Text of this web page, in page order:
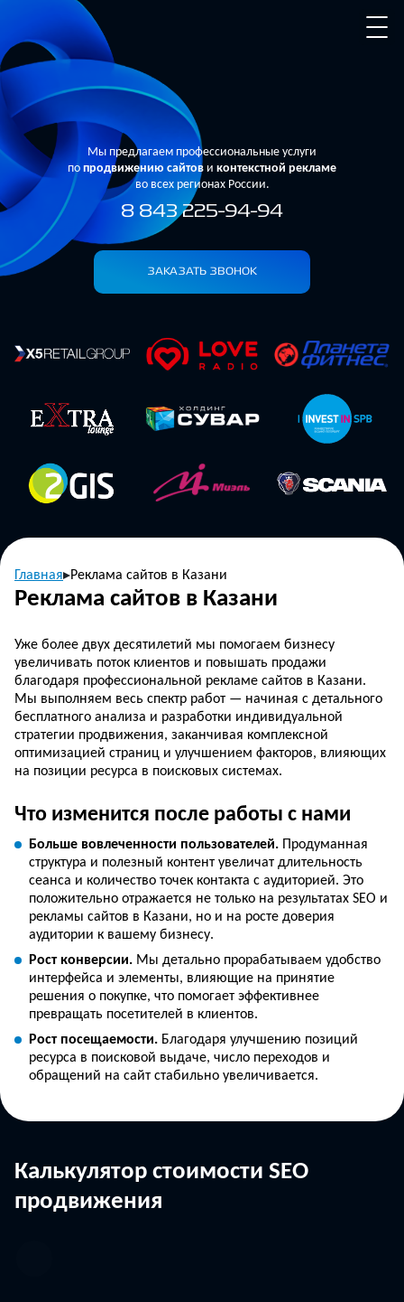
Мы предлагаем профессиональные услуги
по продвижению сайтов и контекстной рекламе
во всех регионах России.
8 843 225-94-94
ЗАКАЗАТЬ ЗВОНОК
Главная Реклама сайтов в Казани
Реклама сайтов в Казани
Уже более двух десятилетий мы помогаем бизнесу
увеличивать поток клиентов и повышать продажи
благодаря профессиональной рекламе сайтов в Казани.
Мы выполняем весь спектр работ — начиная с детального
бесплатного анализа и разработки индивидуальной
стратегии продвижения, заканчивая комплексной
оптимизацией страниц и улучшением факторов, влияющих
на позиции ресурса в поисковых системах.
Что изменится после работы с нами
Больше вовлеченности пользователей. Продуманная
структура и полезный контент увеличат длительность
сеанса и количество точек контакта с аудиторией. Это
положительно отражается не только на результатах SEO и
рекламы сайтов в Казани, но и на росте доверия
аудитории к вашему бизнесу.
Рост конверсии. Мы детально прорабатываем удобство
интерфейса и элементы, влияющие на принятие
решения о покупке, что помогает эффективнее
превращать посетителей в клиентов.
Рост посещаемости. Благодаря улучшению позиций
ресурса в поисковой выдаче, число переходов и
обращений на сайт стабильно увеличивается.
Калькулятор стоимости SEO
продвижения